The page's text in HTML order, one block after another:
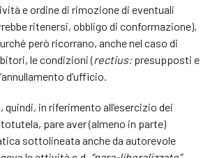
e ordine di rimozione di eventuali
ritenersi, obbligo di conformazione),
però ricorrano, anche nel caso di
le condizioni (rectius:presupposti e
d’ufficio.
quindi, in riferimento all’esercizio dei
pare aver (almeno in parte)
sottolineata anche da autorevole